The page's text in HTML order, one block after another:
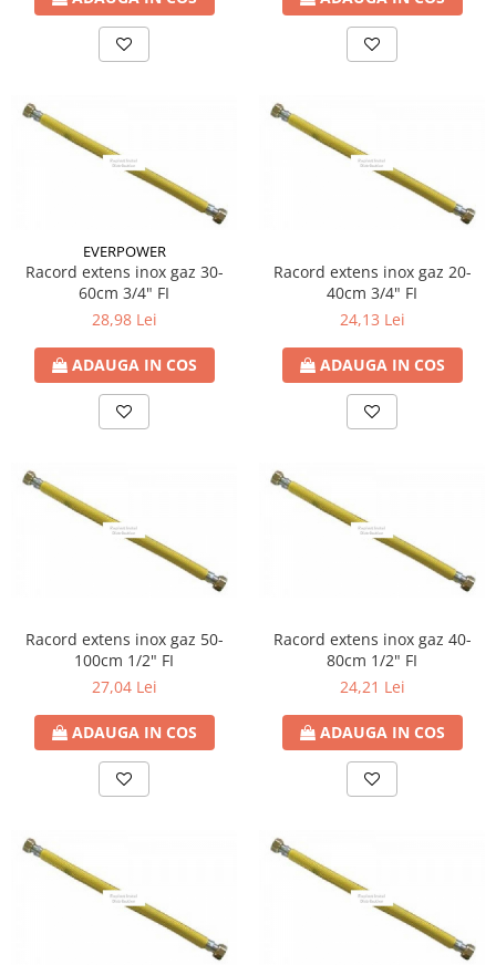
EVERPOWER
Racord extens inox gaz 30-
60cm 3/4" FI
28,98 Lei
ADAUGA IN COS
Racord extens inox gaz 20-
40cm 3/4" FI
24,13 Lei
ADAUGA IN COS
Racord extens inox gaz 50-
100cm 1/2" FI
27,04 Lei
ADAUGA IN COS
Racord extens inox gaz 40-
80cm 1/2" FI
24,21 Lei
ADAUGA IN COS